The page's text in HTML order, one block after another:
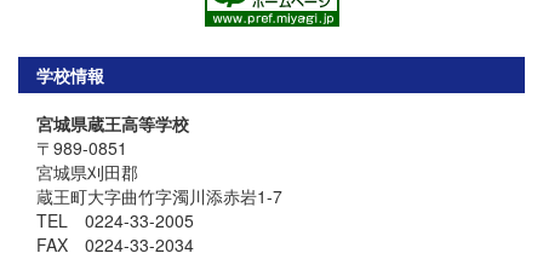
学校情報
宮城県蔵王高等学校
〒989-0851
宮城県刈田郡
蔵王町大字曲竹字濁川添赤岩1-7
TEL 0224-33-2005
FAX 0224-33-2034